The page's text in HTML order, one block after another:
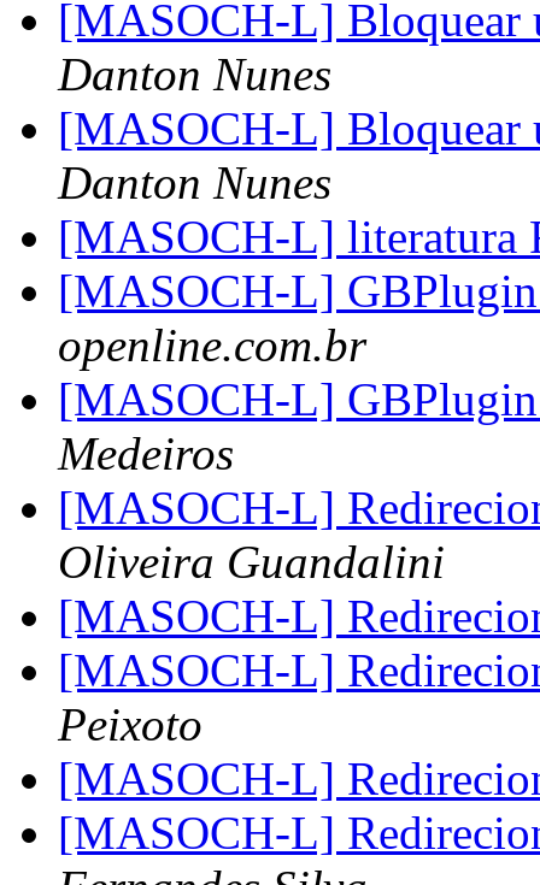
[MASOCH-L] Bloquear
Danton Nunes
[MASOCH-L] Bloquear
Danton Nunes
[MASOCH-L]
[MASOCH-L]
openline.com.br
[MASOCH-L]
Medeiros
[MASOCH-L]
Oliveira Guandalini
[MASOCH-L]
[MASOCH-L]
Peixoto
[MASOCH-L]
[MASOCH-L]